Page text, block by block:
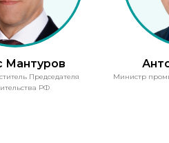
Мантуров
Председателя
РФ
Министр